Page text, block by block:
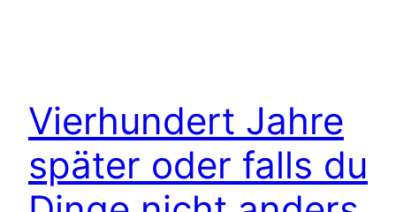
Vierhundert Jahre
später oder falls du